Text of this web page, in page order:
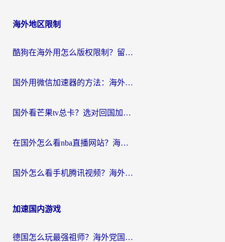
海外地区限制
酷狗在海外用怎么版权限制？留学生亲测：3步解决听国内音乐难题
国外用微信加速器的方法：海外党无缝连接国内生活的实用指南
国外看芒果tv总卡？选对回国加速器，轻松追《浪姐》不费劲
在国外怎么看nba直播网站？海外党专属体育观赛指南，告别地区限制！
国外怎么看手机腾讯视频？海外党亲测有效的追剧加速器选择指南
加速国内游戏
德国怎么玩最强祖师？海外党国服游戏加速器选择全攻略（附宝可梦Online实测）